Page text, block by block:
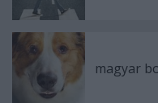
magyar